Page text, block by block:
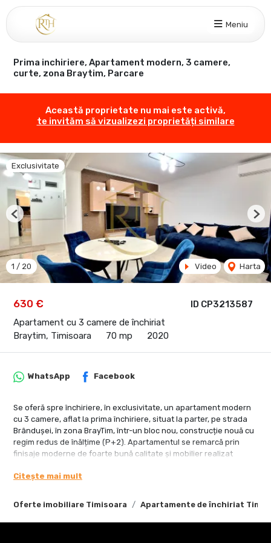
Meniu
Prima inchiriere, Apartament modern, 3 camere,
curte, zona Braytim, Parcare
Această proprietate nu mai este activă,
te invităm să vizualizezi proprietăți similare
ID CP3213587
630 €
Apartament cu 3 camere de închiriat
Braytim, Timisoara
70 mp 2020
Exclusivitate
1 / 20 Video Harta
Previous
Oferte imobiliare Timisoara Apartamente de închiriat
WhatsApp Facebook
Se oferă spre închiriere, în exclusivitate, un apartament modern
cu 3 camere, aflat la prima închiriere, situat la parter, pe strada
Brândușei, în zona BrayTim, într-un bloc nou, construcție nouă cu
regim redus de înălțime (P+2). Apartamentul se remarcă prin
finisaje moderne de foarte bună calitate și mobilier realizat
compartimentată în două dormitoare, living open-space cu
principalele avantaje ale proprietății este curtea privată cu
terasă de 40 mp, cu acces atât din living, cât și din unul dintre
dormitoare, oferind un spațiu generos pentru relaxare.
Citește mai mult